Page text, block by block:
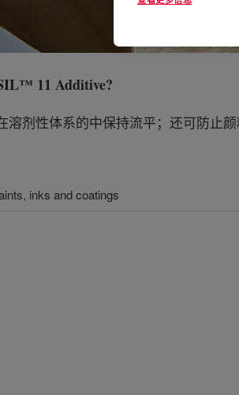
11 Additive?
溶剂性体系的中保持流平；还可防止
inks and coatings